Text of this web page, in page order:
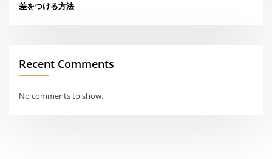
差をつける方法
Recent Comments
No comments to show.